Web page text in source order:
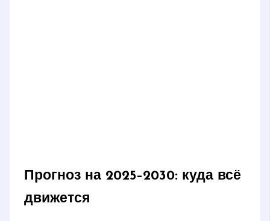
Прогноз на 2025–2030: куда всё
движется